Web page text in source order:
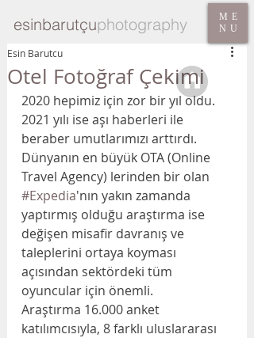
esinbarutçuphotography
ME
NU
Otel Fotoğraf Çekimi
Esin Barutcu
2020 hepimiz için zor bir yıl oldu.
2021 yılı ise aşı haberleri ile
beraber umutlarımızı arttırdı.
Dünyanın en büyük OTA (Online
Travel Agency) lerinden bir olan
#Expedia'nın yakın zamanda
yaptırmış olduğu araştırma ise
değişen misafir davranış ve
taleplerini ortaya koyması
açısından sektördeki tüm
oyuncular için önemli.
Araştırma 16.000 anket
katılımcısıyla, 8 farklı uluslararası